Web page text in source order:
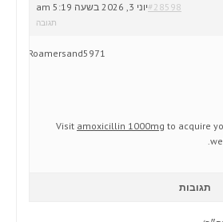
יוני 3, 2026 בשעה 5:19 am#28598
תגובה
Roamersand5971
Visit amoxicillin 1000mg to acquire
תגובות